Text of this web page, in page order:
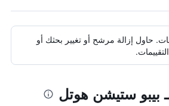
حاول إزالة مرشح أو تغيير بحثك أو
بيبو ستيشن هوتل